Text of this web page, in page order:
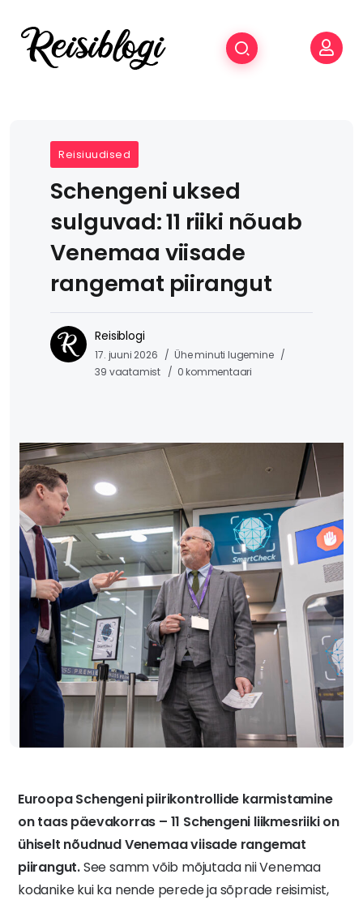
Reisiuudised
Schengeni uksed
sulguvad: 11 riiki nõuab
Venemaa viisade
rangemat piirangut
Reisiblogi
17. juuni 2026
Ühe minuti lugemine
39 vaatamist
0 kommentaari
Euroopa Schengeni piirikontrollide karmistamine
on taas päevakorras – 11 Schengeni liikmesriiki on
ühiselt nõudnud Venemaa viisade rangemat
piirangut.See samm võib mõjutada nii Venemaa
kodanike kui ka nende perede ja sõprade reisimist,